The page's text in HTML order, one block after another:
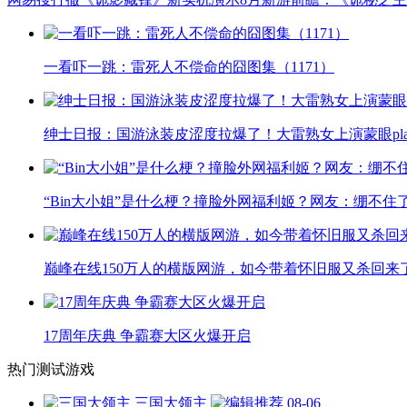
一看吓一跳：雷死人不偿命的囧图集（1171）
绅士日报：国游泳装皮涩度拉爆了！大雷熟女上演蒙眼
“Bin大小姐”是什么梗？撞脸外网福利姬？网友：绷不住
巅峰在线150万人的横版网游，如今带着怀旧服又杀回来
17周年庆典 争霸赛大区火爆开启
热门测试游戏
三国大领主
08-06